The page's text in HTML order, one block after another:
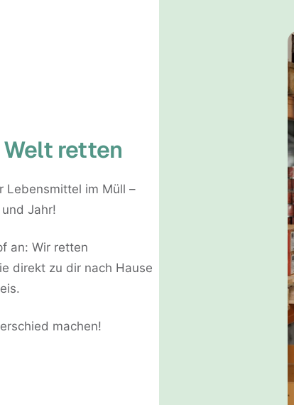
retten
Lebensmittel im Müll –
Jahr!
an: Wir retten
direkt zu dir nach Hause
machen!